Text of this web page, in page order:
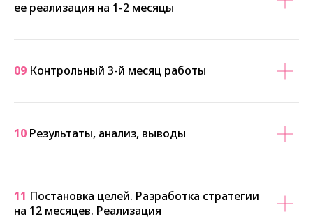
ее реализация на 1-2 месяцы
09 Контрольный 3-й месяц работы
10 Результаты, анализ, выводы
11 Постановка целей. Разработка стратегии
на 12 месяцев. Реализация